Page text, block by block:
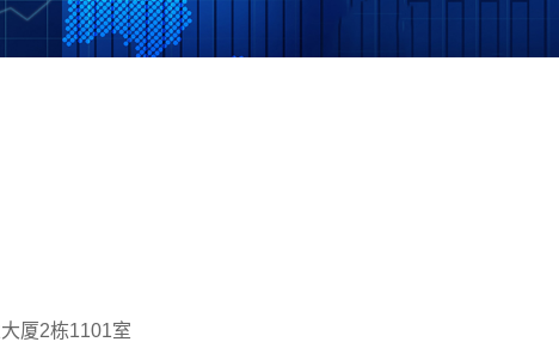
厦2栋1101室